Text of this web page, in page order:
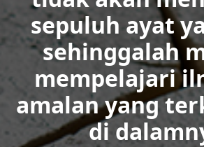
sepuluh ayat
sehinggalah
mempelajari
amalan yang
di